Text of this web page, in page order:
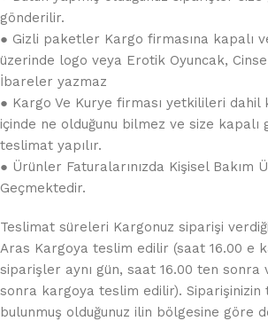
gönderilir.
● Gizli paketler Kargo firmasına kapalı
üzerinde logo veya Erotik Oyuncak,
İbareler yazmaz
● Kargo Ve Kurye firması yetkilileri dahil
içinde ne olduğunu bilmez ve size kapalı
teslimat yapılır.
● Ürünler Faturalarınızda Kişisel Bakım
Geçmektedir.
Teslimat süreleri Kargonuz siparişi
Aras Kargoya teslim edilir (saat 16.00 e
siparişler aynı gün, saat 16.00 ten
sonra kargoya teslim edilir). Siparişinizin
bulunmuş olduğunuz ilin bölgesine göre